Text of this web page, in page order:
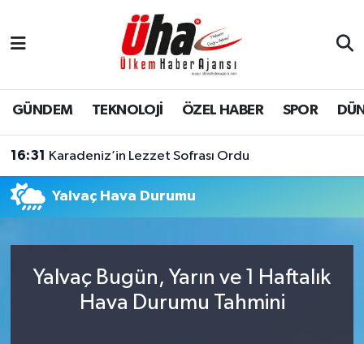
GÜNDEM TEKNOLOJİ ÖZEL HABER SPOR
16:31 Karadeniz’in Lezzet Sofrası Ordu
Yalvaç Hava Durumu
Yalvaç Bugün, Yarın ve 1 Haftalık
Hava Durumu Tahmini
İstanbul Nöbetçi Eczaneler
İstanbul Hava Durumu
Tüm Manşetler
Son Dakika Haberleri